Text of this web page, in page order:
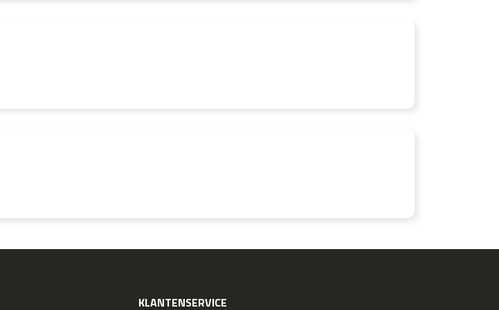
KLANTENSERVICE